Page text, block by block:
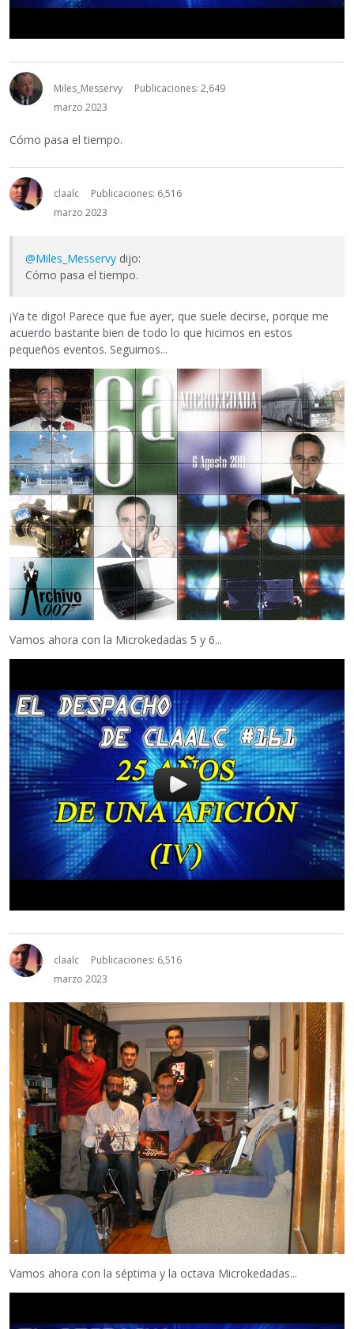
Miles_Messervy
Publicaciones: 2,649
marzo 2023
Cómo pasa el tiempo.
claalc
Publicaciones: 6,516
marzo 2023
@Miles_Messervy dijo:
Cómo pasa el tiempo.
¡Ya te digo! Parece que fue ayer, que suele decirse, porque me
acuerdo bastante bien de todo lo que hicimos en estos
pequeños eventos. Seguimos...
Vamos ahora con la Microkedadas 5 y 6...
claalc
Publicaciones: 6,516
marzo 2023
Vamos ahora con la séptima y la octava Microkedadas...